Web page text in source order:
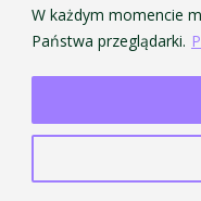
W każdym momencie
Państwa przeglądarki.